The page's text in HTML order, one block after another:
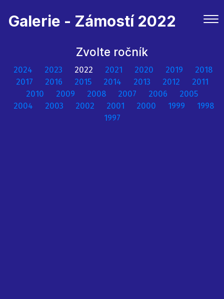
Galerie - Zámostí 2022
Zvolte ročník
2024 2023 2022 2021 2020 2019
2018
2017
2016 2015 2014 2013 2012
2011
2010
2009 2008 2007 2006
2005
2004
2003 2002 2001 2000 1999
1998
1997